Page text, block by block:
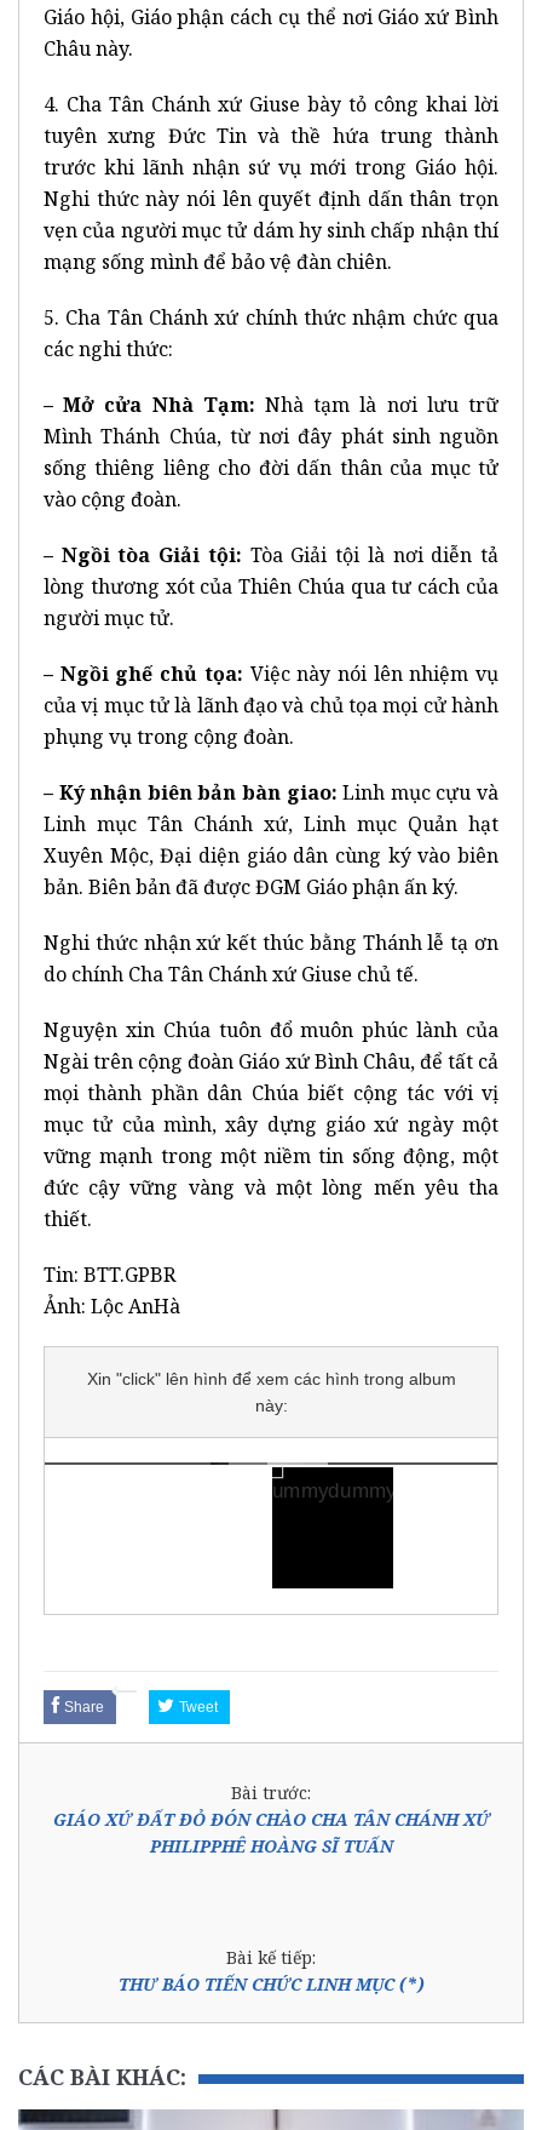
Giáo hội, Giáo phận cách cụ thể nơi Giáo xứ Bình
Châu này.
4. Cha Tân Chánh xứ Giuse bày tỏ công khai lời
tuyên xưng Đức Tin và thề hứa trung thành
trước khi lãnh nhận sứ vụ mới trong Giáo hội.
Nghi thức này nói lên quyết định dấn thân trọn
vẹn của người mục tử dám hy sinh chấp nhận thí
mạng sống mình để bảo vệ đàn chiên.
5. Cha Tân Chánh xứ chính thức nhậm chức qua
các nghi thức:
– Mở cửa Nhà Tạm: Nhà tạm là nơi lưu trữ
Mình Thánh Chúa, từ nơi đây phát sinh nguồn
sống thiêng liêng cho đời dấn thân của mục tử
vào cộng đoàn.
– Ngồi tòa Giải tội: Tòa Giải tội là nơi diễn tả
lòng thương xót của Thiên Chúa qua tư cách của
người mục tử.
– Ngồi ghế chủ tọa: Việc này nói lên nhiệm vụ
của vị mục tử là lãnh đạo và chủ tọa mọi cử hành
phụng vụ trong cộng đoàn.
– Ký nhận biên bản bàn giao: Linh mục cựu và
Linh mục Tân Chánh xứ, Linh mục Quản hạt
Xuyên Mộc, Đại diện giáo dân cùng ký vào biên
bản. Biên bản đã được ĐGM Giáo phận ấn ký.
Nghi thức nhận xứ kết thúc bằng Thánh lễ tạ ơn
do chính Cha Tân Chánh xứ Giuse chủ tế.
Nguyện xin Chúa tuôn đổ muôn phúc lành của
Ngài trên cộng đoàn Giáo xứ Bình Châu, để tất cả
mọi thành phần dân Chúa biết cộng tác với vị
mục tử của mình, xây dựng giáo xứ ngày một
vững mạnh trong một niềm tin sống động, một
đức cậy vững vàng và một lòng mến yêu tha
thiết.
Tin: BTT.GPBR
Ảnh: Lộc AnHà
Xin "click" lên hình để xem các hình trong album
này:
Share Tweet
Bài trước:
GIÁO XỨ ĐẤT ĐỎ ĐÓN CHÀO CHA TÂN CHÁNH XỨ
PHILIPPHÊ HOÀNG SĨ TUẤN
Bài kế tiếp:
THƯ BÁO TIẾN CHỨC LINH MỤC (*)
CÁC BÀI KHÁC: